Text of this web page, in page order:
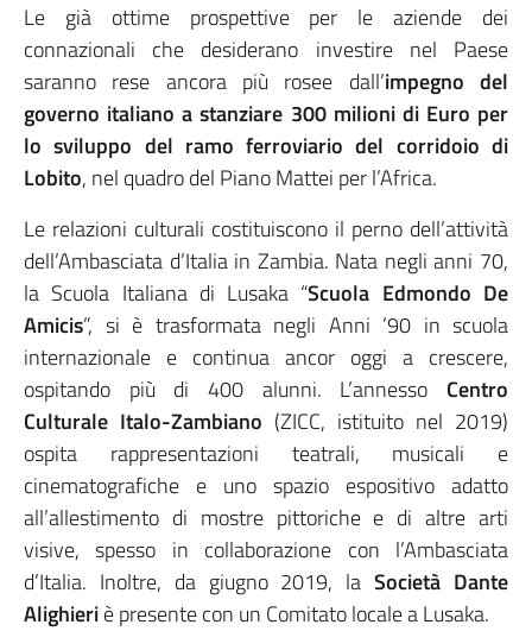
Le già ottime prospettive per le aziende dei
connazionali che desiderano investire nel Paese
saranno rese ancora più rosee dall’impegno del
governo italiano a stanziare 300 milioni di Euro per
lo sviluppo del ramo ferroviario del corridoio di
Lobito, nel quadro del Piano Mattei per l’Africa.
Le relazioni culturali costituiscono il perno dell’attività
dell’Ambasciata d’Italia in Zambia. Nata negli anni 70,
la Scuola Italiana di Lusaka “Scuola Edmondo De
Amicis”, si è trasformata negli Anni ’90 in scuola
internazionale e continua ancor oggi a crescere,
ospitando più di 400 alunni. L’annesso Centro
Culturale Italo-Zambiano (ZICC, istituito nel 2019)
ospita rappresentazioni teatrali, musicali e
cinematografiche e uno spazio espositivo adatto
all’allestimento di mostre pittoriche e di altre arti
visive, spesso in collaborazione con l’Ambasciata
d’Italia. Inoltre, da giugno 2019, laSocietà Dante
Alighieriè presente con un Comitato locale a Lusaka.